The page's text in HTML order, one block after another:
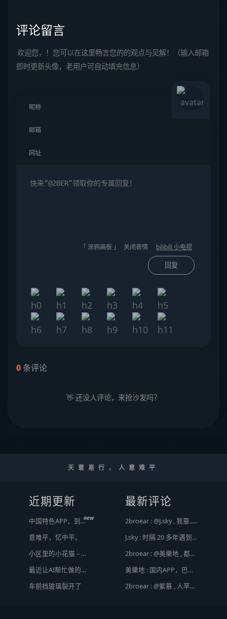
评论留言
欢迎您，！您可以在这里畅言您的的观点与见解！（输入邮箱
即时更新头像，老用户可自动填充信息）
「 涂鸦画板 」 关闭表情 bilibili 小电视
回复
0条评论
👋 还没人评论，来抢沙发吗？
天意易行，人意难平
近期更新
中国特色APP，到底谁来治？new
意难平，忆中平。
小区里的小花猫 – 日常记事（二百二十）
最近让AI帮忙做的一些事
车前挡玻璃裂开了
最新评论
2broear : @J.sky , 我靠.. 心情复杂 [ Emoji Image ]
J.sky : 时隔 20 多年遇到前任，你猜会是什么感觉？前几天和老婆去超市，巧不巧老婆去看其他商品了，就这么两分钟的功夫，我和前任迎面相遇，我看了一眼她，她也看到我了，谁都没说话，我感觉她恐慌的逃走了。我们擦肩而过，按道理这个年龄本不应该两个人单独在超市相遇，除非单身。所以，我猜她离婚了？搞不好她可能以为我也离婚了？哈哈哈
2broear : @美樂地 , 都是利益驱使，盈利手段不行
美樂地 : 国内APP，巴不得塞入全家桶到你手机，我更喜欢国外的小而美软件
2broear : @紫慕 , 人苹果压根不靠这些下三滥手段挣钱，等等又要说我大清自有国情在此了😂..